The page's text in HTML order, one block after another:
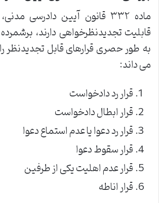
ماده ۳۳۲ قانون آیین دادرسی
قابلیت تجدیدنظرخواهی دارند،
به طور حصری قرارهای قابل تجدیدنظر
می داند:
قرار رد دادخواست
قرار ابطال دادخواست
قرار رد دعوا یا عدم استماع دعوا
قرار سقوط دعوا
قرار عدم اهلیت یکی از طرفین
قرار اناطه